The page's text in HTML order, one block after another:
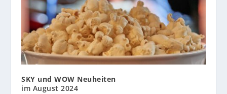
SKY und WOW Neuheiten
im August 2024